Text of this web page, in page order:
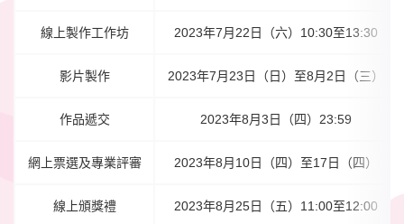
線上製作工作坊 2023年7月22日（六）10:30至13:30
影片製作 2023年7月23日（日）至8月2日（三）
作品遞交 2023年8月3日（四）23:59
網上票選及專業評審 2023年8月10日（四）至17日（四）
線上頒獎禮 2023年8月25日（五）11:00至12:00